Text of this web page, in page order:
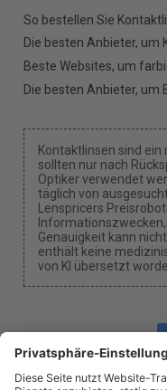
So bestellen Sie
Die besten Anbieter, um
Beste Websites, um
Die besten Anbieter, um
Kontaktlinsen sind
sollten nur nach
Optiker verwendet
täglich von
Lenspricers
Genauigkeit kann
enthält keine
von KI übersetzt